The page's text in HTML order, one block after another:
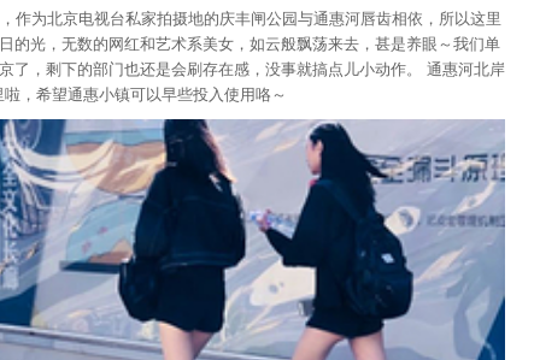
作为北京电视台私家拍摄地的庆丰闸公园与通惠河唇齿相依，所以这里
光，无数的网红和艺术系美女，如云般飘荡来去，甚是养眼～我们单
，剩下的部门也还是会刷存在感，没事就搞点儿小动作。 通惠河北岸
，希望通惠小镇可以早些投入使用咯～